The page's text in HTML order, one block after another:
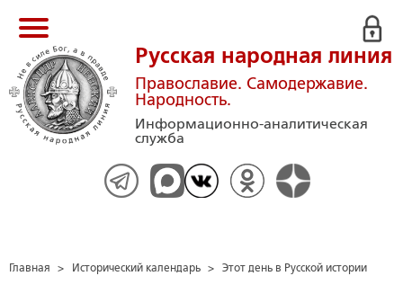
Русская народная линия
Православие. Самодержавие.
Народность.
Информационно-аналитическая
служба
Главная > Исторический календарь > Этот день в Русской истории